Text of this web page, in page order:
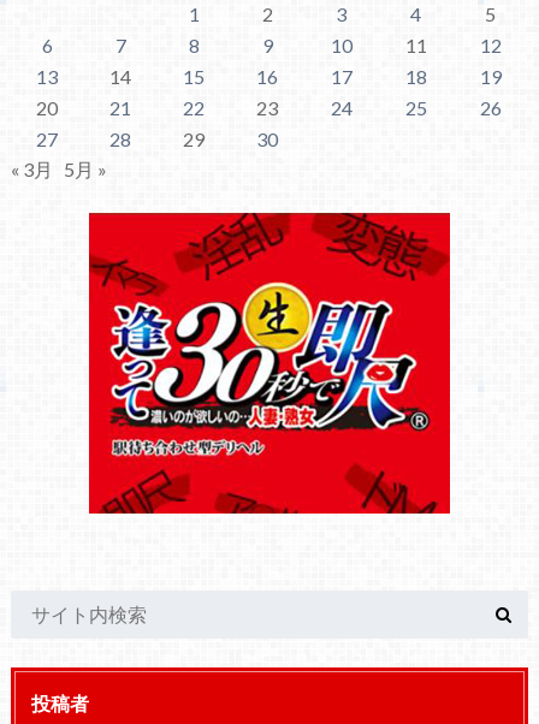
1
2 3 4
5
6
7 8 9 10 11
12
13
14 15 16 17 18
19
20
21 22 23 24 25
26
27
28 29
30
« 3月
5月 »
投稿者